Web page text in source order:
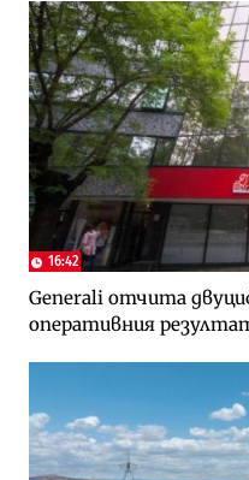
16:42
Generali отчита
оперативния